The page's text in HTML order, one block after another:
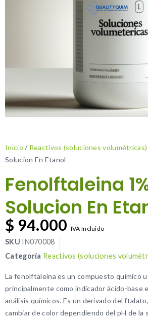
Inicio / Reactivos (soluciones volumétricas)
Solucion En Etanol
Fenolftaleina
Solucion En
$ 94.000 IVA Incluido
SKU IN070008
Categoría Reactivos (soluciones
La fenolftaleína es un compuesto químico
principalmente como indicador ácido-base
análisis químicos. Es un derivado del
cambiar de color dependiendo del pH de la